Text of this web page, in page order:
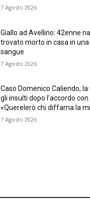
7 Agosto 2026
Giallo ad Avellino: 42enne
trovato morto in casa in
sangue
7 Agosto 2026
Caso Domenico Caliendo,
gli insulti dopo l’accordo
«Querelerò chi diffama la
7 Agosto 2026